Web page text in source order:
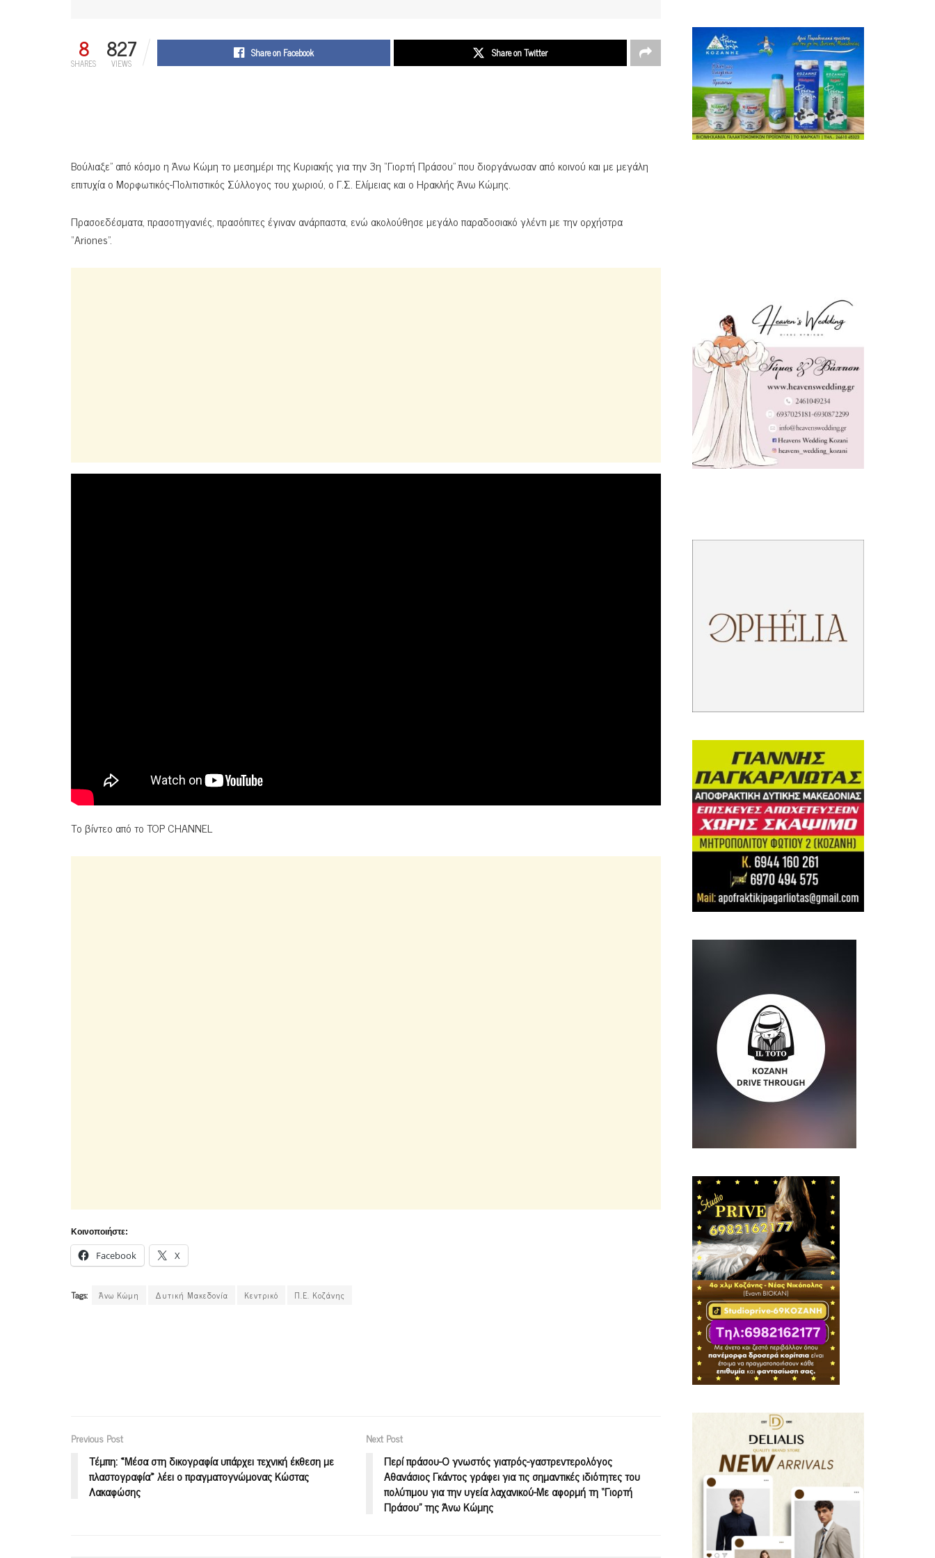
8
SHARES 827
VIEWS
Share on Facebook Share on Twitter
Βούλιαξε” από κόσμο η Άνω Κώμη το μεσημέρι της Κυριακής για την 3η “Γιορτή Πράσου” που διοργάνωσαν από κοινού και με μεγάλη
επιτυχία ο Μορφωτικός-Πολιτιστικός Σύλλογος του χωριού, ο Γ.Σ. Ελίμειας και ο Ηρακλής Άνω Κώμης.
Πρασοεδέσματα, πρασοτηγανιές, πρασόπιτες έγιναν ανάρπαστα, ενώ ακολούθησε μεγάλο παραδοσιακό γλέντι με την ορχήστρα
“Αriones”.
Το βίντεο από το TOP CHANNEL
Κοινοποιήστε:
Facebook X
Tags: Άνω Κώμη Δυτική Μακεδονία Κεντρικό Π.Ε. Κοζάνης
Previous Post
Τέμπη: «Μέσα στη δικογραφία υπάρχει τεχνική έκθεση με
πλαστογραφία» λέει ο πραγματογνώμονας Κώστας
Λακαφώσης
Next Post
Περί πράσου-Ο γνωστός γιατρός-γαστρεντερολόγος
Αθανάσιος Γκάντος γράφει για τις σημαντικές ιδιότητες του
πολύτιμου για την υγεία λαχανικού-Με αφορμή τη “Γιορτή
Πράσου” της Άνω Κώμης